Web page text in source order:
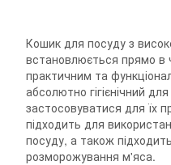
Кошик для посуду з
встановлюється прямо в
практичним та
абсолютно гігієнічний
застосовуватися для їх
підходить для
посуду, а також
розморожування м'яса.